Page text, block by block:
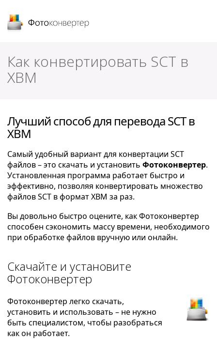
Как конвертировать SCT в
XBM
Лучший способ для перевода SCT в
XBM
Самый удобный вариант для конвертации SCT
файлов – это скачать и установить Фотоконвертер.
Установленная программа работает быстро и
эффективно, позволяя конвертировать множество
файлов SCT в формат XBM за раз.
Вы довольно быстро оцените, как Фотоконвертер
способен сэкономить массу времени, необходимого
при обработке файлов вручную или онлайн.
Скачайте и установите
Фотоконвертер
Фотоконвертер легко скачать,
установить и использовать – не нужно
быть специалистом, чтобы разобраться
как он работает.